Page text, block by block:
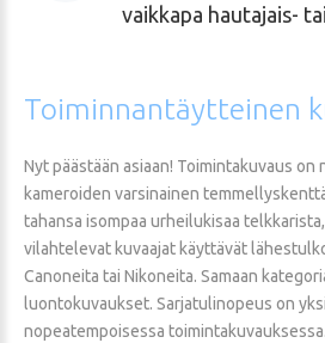
vaikkapa hautajais-
Toiminnantäytteinen
Nyt päästään asiaan! Toimintakuvaus
kameroiden varsinainen
tahansa isompaa urheilukisaa
vilahtelevat kuvaajat käyttävät
Canoneita tai Nikoneita. Samaan
luontokuvaukset. Sarjatulinopeus on
nopeatempoisessa